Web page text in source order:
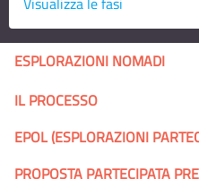
ESPLORAZIONI NOMADI
IL PROCESSO
EPOL (ESPLORAZIONI
PROPOSTA PARTECIPATA